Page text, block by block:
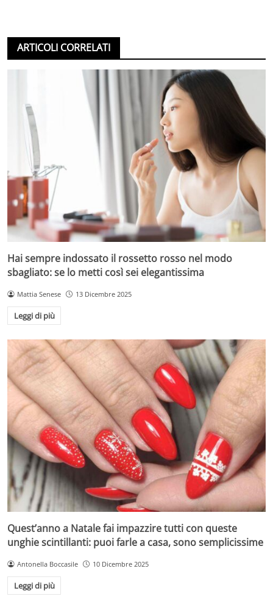
ARTICOLI CORRELATI
Hai sempre indossato il rossetto rosso nel modo
sbagliato: se lo metti così sei elegantissima
Mattia Senese 13 Dicembre 2025
Leggi di più
Quest’anno a Natale fai impazzire tutti con queste
unghie scintillanti: puoi farle a casa, sono semplicissime
Antonella Boccasile 10 Dicembre 2025
Leggi di più